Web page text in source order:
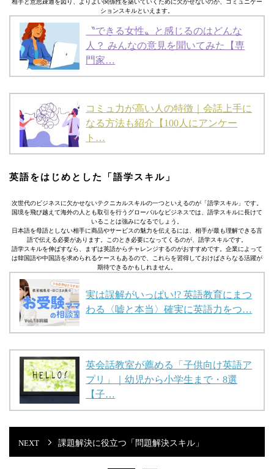
ションスキルといえます。
〝できる女性〟と感じるのはどんな
人？ みんなの意見を聞いてみた【専
門家…
コミュ力が高い人の特徴｜会話上手に
なる方法も紹介【100人にアンケー
ト…
英語をはじめとした「語学スキル」
次世代のビジネスに欠かせないテクニカルスキルの一つといえるのが「語学スキル」です。
国境を飛び越えて海外の人とも取引を行うグローバルなビジネスでは、語学スキルに長けて
いることは強みになるでしょう。
日本語を母語としない相手に商品やサービスの魅力を伝えるには、相手が最も理解できる言
語で伝える必要があります。このとき必要になってくるのが、語学スキルです。
語学スキルを伸ばすなら、まずは英語からチャレンジするのがおすすめです。企業によって
は韓国語や中国語を求められるケースもあるので、これらを習得しておけばさらなる活躍が
期待できるかもしれません。
実は誤解がいっぱい!? 英語教育にまつ
わる〈嘘と本当〉確実に英語力をつ…
英会話教室が薦める「子供向け英語ア
プリ」｜幼児から小学生まで・8選
【子…
課題解決に役立つ「問題解決スキル」